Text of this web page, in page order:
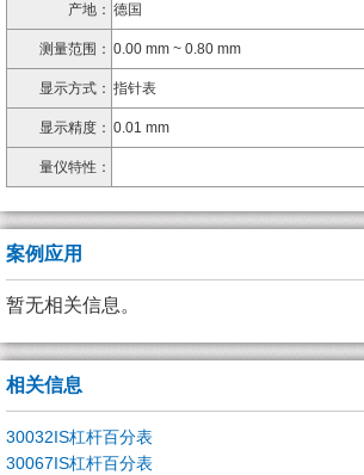
产地： 德国
测量范围： 0.00 mm ~ 0.80 mm
显示方式： 指针表
显示精度： 0.01 mm
量仪特性：
案例应用
暂无相关信息。
相关信息
30032IS杠杆百分表
30067IS杠杆百分表